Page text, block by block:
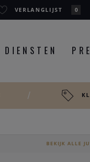
VERLANGLIJST 0
DIENSTEN
BEKIJK ALLE